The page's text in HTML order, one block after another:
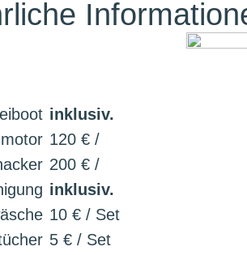
inklusiv.
120 € /
200 € /
inklusiv.
10 € / Set
5 € / Set